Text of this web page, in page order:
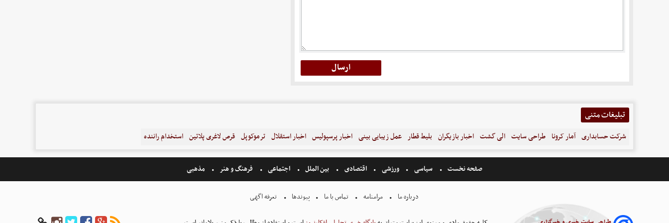
تبلیغات متنی
شرکت حسابداری آمار کرونا طراحی سایت الی گشت اخبار بازیگران بلیط قطار عمل زیبایی بینی اخبار پرسپولیس اخبار استقلال ترموکوپل قرص لاغری پلاتین استخدام راننده
صفحه نخست سیاسی ورزشی اقتصادی بین الملل اجتماعی فرهنگ و هنر مذهبی
درباره ما مرامنامه تماس با ما پیوندها تعرفه اگهی